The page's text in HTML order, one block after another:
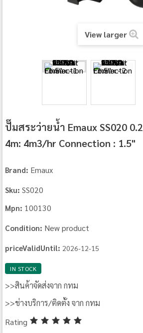
View larger
ปั๊มสระว่ายน้ำ Emaux SS020
4m: 4m3/hr Connection : 1.5"
Brand: Emaux
Sku: SS020
Mpn: 100130
Condition: New product
priceValidUntil: 2026-12-15
IN STOCK
>>สินค้าจัดส่งจาก กทม
>>ช่างบริการ/ติดตั้ง จาก กทม
Rating